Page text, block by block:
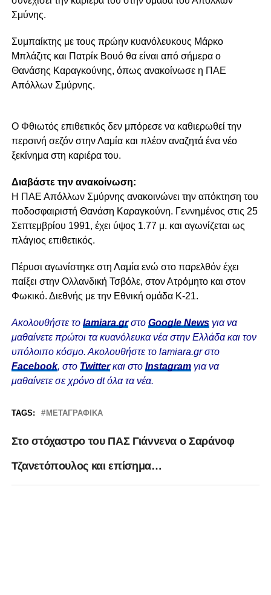
Σμύνης.
Συμπαίκτης με τους πρώην κυανόλευκους Μάρκο
Μπλάζιτς και Πατρίκ Βουό θα είναι από σήμερα ο
Θανάσης Καραγκούνης, όπως ανακοίνωσε η ΠΑΕ
Απόλλων Σμύρνης.
Ο Φθιωτός επιθετικός δεν μπόρεσε να καθιερωθεί την
περσινή σεζόν στην Λαμία και πλέον αναζητά ένα νέο
ξεκίνημα στη καριέρα του.
Διαβάστε την ανακοίνωση:
Η ΠΑΕ Απόλλων Σμύρνης ανακοινώνει την απόκτηση του
ποδοσφαιριστή Θανάση Καραγκούνη. Γεννημένος στις 25
Σεπτεμβρίου 1991, έχει ύψος 1.77 μ. και αγωνίζεται ως
πλάγιος επιθετικός.
Πέρυσι αγωνίστηκε στη Λαμία ενώ στο παρελθόν έχει
παίξει στην Ολλανδική Τσβόλε, στον Ατρόμητο και στον
Φωκικό. Διεθνής με την Εθνική ομάδα Κ-21.
Ακολουθήστε το lamiara.grστο Google Newsγια να
μαθαίνετε πρώτοι τα κυανόλευκα νέα στην Ελλάδα και τον
υπόλοιπο κόσμο. Ακολουθήστε το lamiara.gr στο
Facebook, στο Twitterκαι στο Instagram για να
μαθαίνετε σε χρόνο dt όλα τα νέα.
TAGS: ΜΕΤΑΓΡΑΦΙΚΆ
Στο στόχαστρο του ΠΑΣ Γιάννενα ο Σαράνοφ
Τζανετόπουλος και επίσημα…